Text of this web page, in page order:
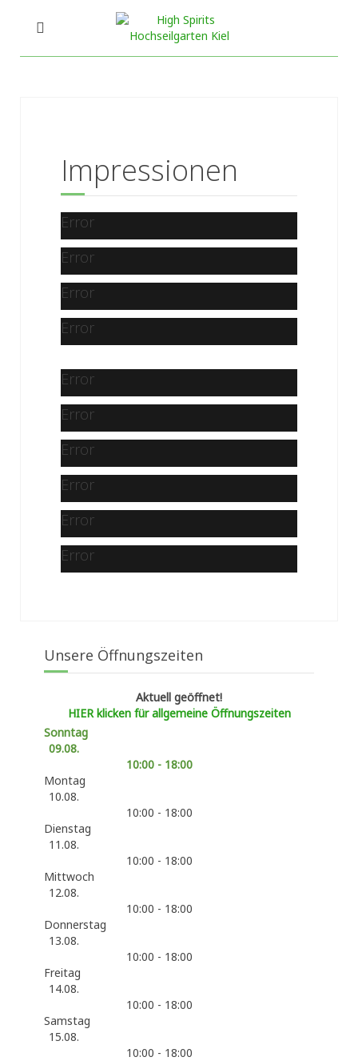
Impressionen
Error
Error
Error
Error
Error
Error
Error
Error
Error
Error
Unsere Öffnungszeiten
Aktuell geöffnet!
HIER klicken für allgemeine Öffnungszeiten
Sonntag
09.08.
10:00 - 18:00
Montag
10.08.
10:00 - 18:00
Dienstag
11.08.
10:00 - 18:00
Mittwoch
12.08.
10:00 - 18:00
Donnerstag
13.08.
10:00 - 18:00
Freitag
14.08.
10:00 - 18:00
Samstag
15.08.
10:00 - 18:00